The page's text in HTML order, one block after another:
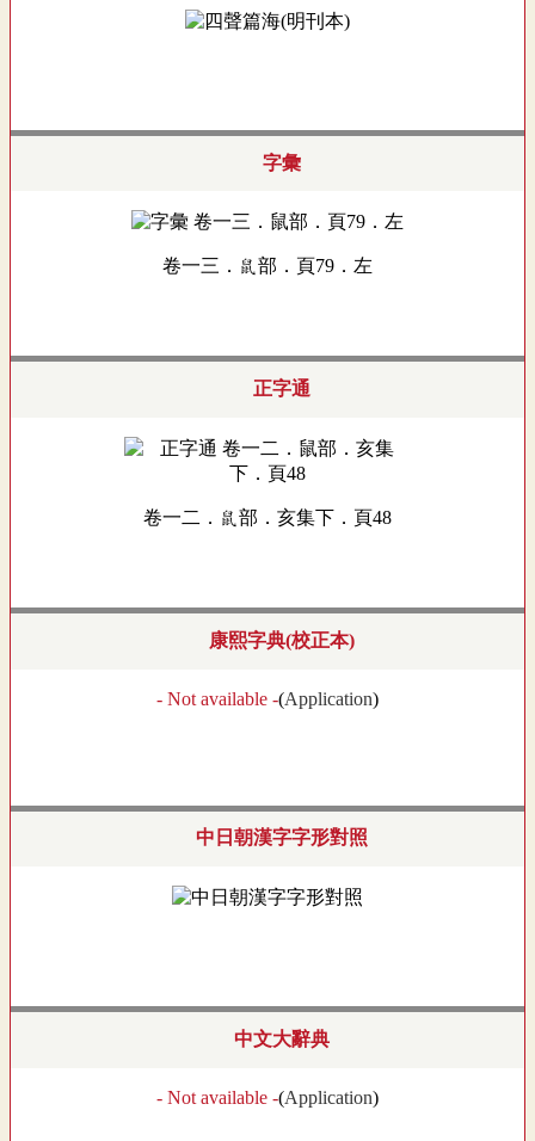
字彙
卷一三．鼠部．頁79．左
正字通
卷一二．鼠部．亥集下．頁48
康熙字典(校正本)
- Not available -(Application)
中日朝漢字字形對照
中文大辭典
- Not available -(Application)